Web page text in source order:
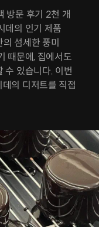
방문 후기 2천 개
데의 인기 제품
섬세한 풍미
때문에, 집에서도
수 있습니다. 이번
데의 디저트를 직접